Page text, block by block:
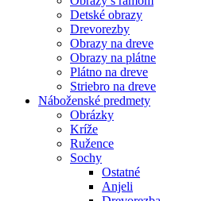
Detské obrazy
Drevorezby
Obrazy na dreve
Obrazy na plátne
Plátno na dreve
Striebro na dreve
Náboženské predmety
Obrázky
Kríže
Ružence
Sochy
Ostatné
Anjeli